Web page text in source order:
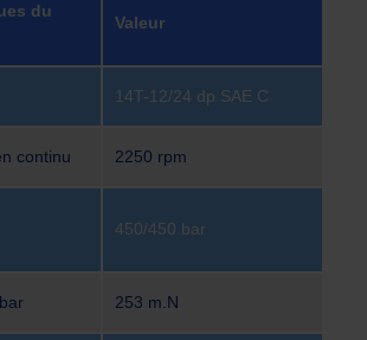
du
Valeur
14T-12/24 dp SAE C
continu 2250 rpm
450/450 bar
253 m.N